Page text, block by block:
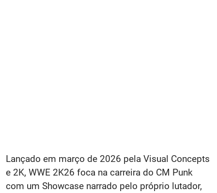
Lançado em março de 2026 pela Visual Concepts
e 2K, WWE 2K26 foca na carreira do CM Punk
com um Showcase narrado pelo próprio lutador,